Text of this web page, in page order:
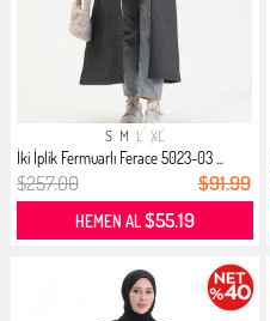
S M L XL
İki İplik Fermuarlı Ferace 5023-03 ...
$257.00 $91.99
HEMEN AL$55.19